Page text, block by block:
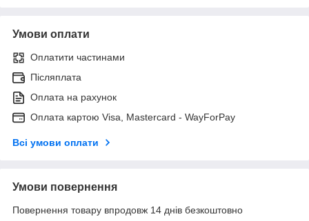
Умови оплати
Оплатити частинами
Післяплата
Оплата на рахунок
Оплата картою Visa, Mastercard - WayForPay
Всі умови оплати
Умови повернення
Повернення товару впродовж 14 днів безкоштовно